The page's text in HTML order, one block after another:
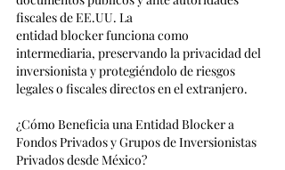
fiscales de EE.UU. La
entidad blocker funciona como
intermediaria, preservando la privacidad del
inversionista y protegiéndolo de riesgos
legales o fiscales directos en el extranjero.
¿Cómo Beneficia una Entidad Blocker a
Fondos Privados y Grupos de Inversionistas
Privados desde México?